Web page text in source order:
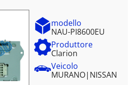
modello
NAU-PI8600EU
Produttore
Clarion
Veicolo
MURANO| NISSAN